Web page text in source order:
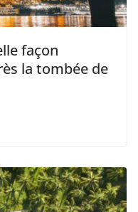
façon
la tombée de